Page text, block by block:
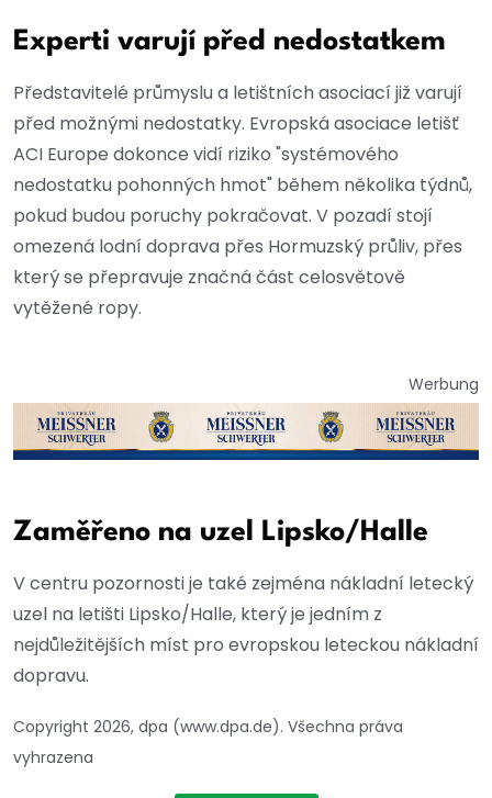
Experti varují před nedostatkem
Představitelé průmyslu a letištních asociací již varují
před možnými nedostatky. Evropská asociace letišť
ACI Europe dokonce vidí riziko "systémového
nedostatku pohonných hmot" během několika týdnů,
pokud budou poruchy pokračovat. V pozadí stojí
omezená lodní doprava přes Hormuzský průliv, přes
který se přepravuje značná část celosvětově
vytěžené ropy.
Werbung
Zaměřeno na uzel Lipsko/Halle
V centru pozornosti je také zejména nákladní letecký
uzel na letišti Lipsko/Halle, který je jedním z
nejdůležitějších míst pro evropskou leteckou nákladní
dopravu.
Copyright 2026, dpa (www.dpa.de). Všechna práva
vyhrazena